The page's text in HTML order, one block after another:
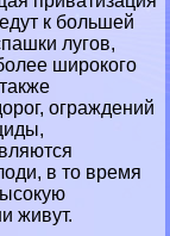
к большей
лугов,
широкого
ограждений
в то время
живут.